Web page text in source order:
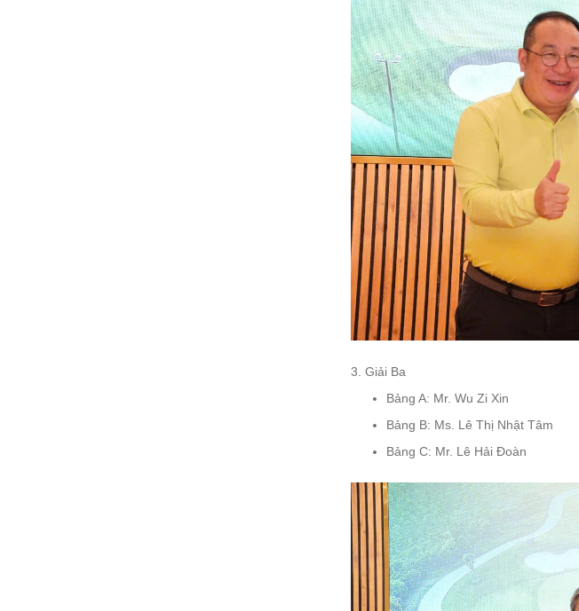
3. Giải Ba
Bảng A: Mr. Wu Zi Xin
Bảng B: Ms. Lê Thị Nhật Tâm
Bảng C: Mr. Lê Hải Đoàn